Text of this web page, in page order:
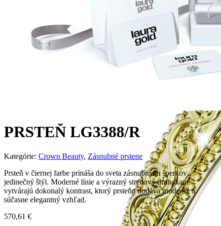
PRSTEŇ LG3388/R
Kategórie: Crown Beauty, Zásnubné prstene
Prsteň v čiernej farbe prináša do sveta zásnubných šperkov
jedinečný štýl. Moderné línie a výrazný stredový drahokam
vytvárajú dokonalý kontrast, ktorý prsteňu dodáva moderný a
súčasne elegantný vzhľad.
570,61 €